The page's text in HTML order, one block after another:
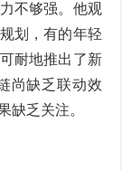
不够强。他观
划，有的年轻
耐地推出了新
尚缺乏联动效
缺乏关注。